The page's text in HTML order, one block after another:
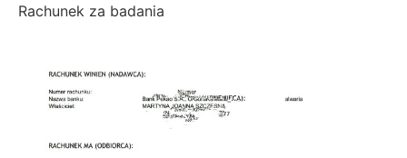
Rachunek za badania